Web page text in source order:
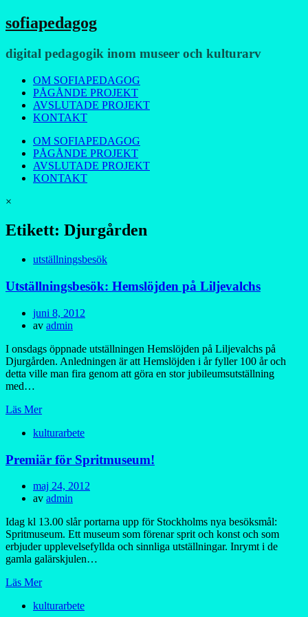
sofiapedagog
digital pedagogik inom museer och kulturarv
Meny
Hoppa
innehåll
OM SOFIAPEDAGOG
PÅGÅNDE PROJEKT
AVSLUTADE PROJEKT
KONTAKT
OM SOFIAPEDAGOG
PÅGÅNDE PROJEKT
AVSLUTADE PROJEKT
KONTAKT
×
Etikett: Djurgården
utställningsbesök
Utställningsbesök: Hemslöjden på Liljevalchs
Publicerad
den
juni 8, 2012
av admin
I onsdags öppnade utställningen Hemslöjden på Liljevalchs på
Djurgården. Anledningen är att Hemslöjden i år fyller 100 år och
detta ville man fira genom att göra en stor jubileumsutställning
med…
Läs Mer
kulturarbete
Premiär för Spritmuseum!
Publicerad
den
maj 24, 2012
av admin
Idag kl 13.00 slår portarna upp för Stockholms nya besöksmål:
Spritmuseum. Ett museum som förenar sprit och konst och som
erbjuder upplevelsefyllda och sinnliga utställningar. Inrymt i de
gamla galärskjulen…
Läs Mer
kulturarbete